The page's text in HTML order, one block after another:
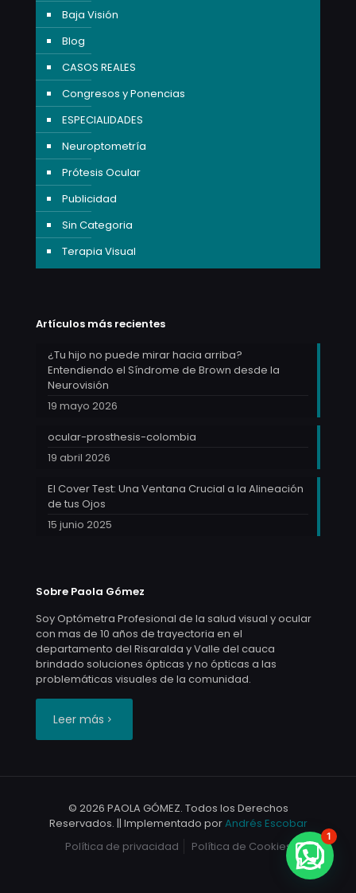
Baja Visión
Blog
CASOS REALES
Congresos y Ponencias
ESPECIALIDADES
Neuroptometría
Prótesis Ocular
Publicidad
Sin Categoria
Terapia Visual
Artículos más recientes
¿Tu hijo no puede mirar hacia arriba?
Entendiendo el Síndrome de Brown desde la
Neurovisión
19 mayo 2026
ocular-prosthesis-colombia
19 abril 2026
El Cover Test: Una Ventana Crucial a la Alineación
de tus Ojos
15 junio 2025
Sobre Paola Gómez
Soy Optómetra Profesional de la salud visual y ocular
con mas de 10 años de trayectoria en el
departamento del Risaralda y Valle del cauca
brindado soluciones ópticas y no ópticas a las
problemáticas visuales de la comunidad.
Leer más
© 2026 PAOLA GÓMEZ. Todos los Derechos
Reservados. || Implementado porAndrés Escobar
Política de privacidad
Política de Cookies
1